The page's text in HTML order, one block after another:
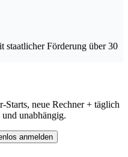
staatlicher Förderung über 30
Starts, neue Rechner + täglich
unabhängig.
anmelden